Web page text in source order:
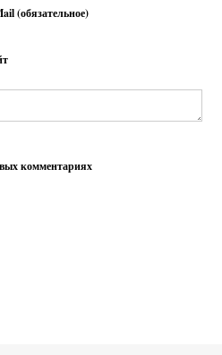
(обязательное)
комментариях